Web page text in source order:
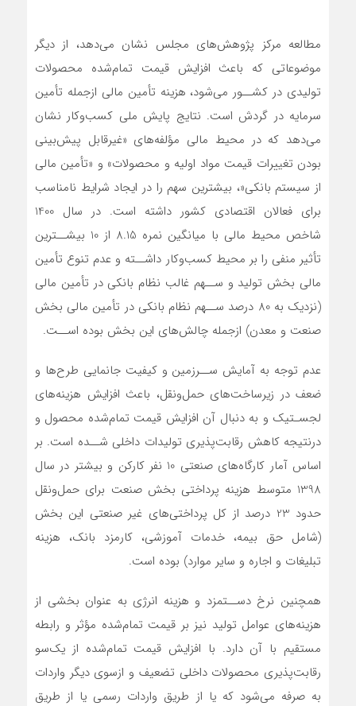
مطالعه مرکز پژوهش‌های مجلس نشان می‌دهد، از دیگر
موضوعاتی که باعث افزایش قیمت تمام‌شده محصولات
تولیدی در کشــور می‌شود، هزینه تأمین مالی ازجمله تأمین
سرمایه در گردش است. نتایج پایش ملی کسب‌وکار نشان
می‌دهد که در محیط مالی مؤلفه‌های «غیرقابل پیش‌بینی
بودن تغییرات قیمت مواد اولیه و محصولات» و «تأمین مالی
از سیستم بانکی«، بیشترین سهم را در ایجاد شرایط نامناسب
برای فعالان اقتصادی کشور داشته است. در سال 1400
شاخص محیط مالی با میانگین نمره 8.15 از 10 بیشــترین
تأثیر منفی را بر محیط کسب‌وکار داشــته و عدم تنوع تأمین
مالی بخش تولید و ســهم غالب نظام بانکی در تأمین مالی
(نزدیک به 80 درصد ســهم نظام بانکی در تأمین مالی بخش
صنعت و معدن) ازجمله چالش‌های این بخش بوده اســت.
عدم توجه به آمایش ســرزمین و کیفیت جانمایی طرح‌ها و
ضعف در زیرساخت‌های حمل‌ونقل، باعث افزایش هزینه‌های
لجسـتیک و به دنبال آن افزایش قیمت تمام‌شده محصول و
درنتیجه کاهش رقابت‌پذیری تولیدات داخلی شــده است. بر
اساس آمار کارگاه‌های صنعتی 10 نفر کارکن و بیشتر در سال
1398 متوسط هزینه پرداختی بخش صنعت برای حمل‌ونقل
حدود 23 درصد از کل پرداختی‌های غیر صنعتی این بخش
(شامل حق بیمه، خدمات آموزشی، کارمزد بانک، هزینه
تبلیغات و اجاره و سایر موارد) بوده است.
همچنین نرخ دســتمزد و هزینه انرژی به عنوان بخشی از
هزینه‌های عوامل تولید نیز بر قیمت تمام‌شده مؤثر و رابطه
مستقیم با آن دارد. با افزایش قیمت تمام‌شده از یک‌سو
رقابت‌پذیری محصولات داخلی تضعیف و ازسوی دیگر واردات
به صرفه می‌شود که یا از طریق واردات رسمی یا از طریق